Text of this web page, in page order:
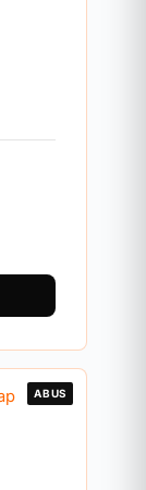
ABUS